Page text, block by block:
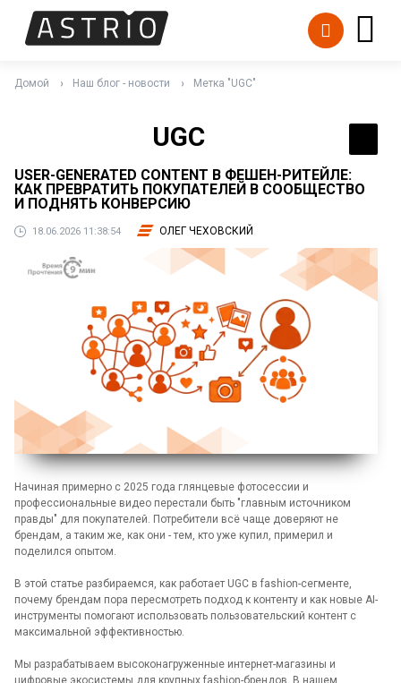
Домой Наш блог - новости Метка "UGC"
UGC
USER-GENERATED CONTENT В ФЕШЕН-РИТЕЙЛЕ:
КАК ПРЕВРАТИТЬ ПОКУПАТЕЛЕЙ В СООБЩЕСТВО
И ПОДНЯТЬ КОНВЕРСИЮ
18.06.2026 11:38:54 ОЛЕГ ЧЕХОВСКИЙ
Начиная примерно с 2025 года глянцевые фотосессии и
профессиональные видео перестали быть "главным источником
правды" для покупателей. Потребители всё чаще доверяют не
брендам, а таким же, как они - тем, кто уже купил, примерил и
поделился опытом.
В этой статье разбираемся, как работает UGC в fashion-сегменте,
почему брендам пора пересмотреть подход к контенту и как новые AI-
инструменты помогают использовать пользовательский контент с
максимальной эффективностью.
Мы разрабатываем высоконагруженные интернет-магазины и
цифровые экосистемы для крупных fashion-брендов. В нашем